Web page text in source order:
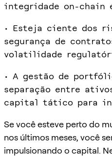
integridade on-chain
• Esteja ciente dos
segurança de
volatilidade
• A gestão de
separação entre
capital tático para
Se você esteve perto do
nos últimos meses, você
impulsionando o capital.